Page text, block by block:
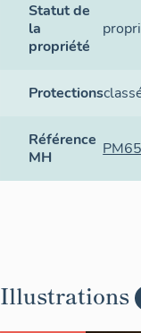
Statut de
la
propriété
Protections
Référence
MH
Illustrations